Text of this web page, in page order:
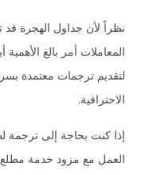
نظراً لأن جداول الهجرة
لتقديم ترجمات معتمدة
الاحترافية.
إذا كنت بحاجة إلى ترجمة
العمل مع مزود خدمة